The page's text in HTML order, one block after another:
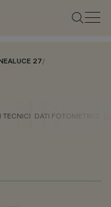
27/
TECNICI DATI FOTOMETRICI